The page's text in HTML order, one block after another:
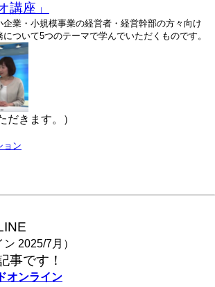
講座」
業・小規模事業の経営者・経営幹部の方々向け
ついて5つのテーマで学んでいただくものです。
だきます。）
ョン
2025/7月）
事です！
オンライン